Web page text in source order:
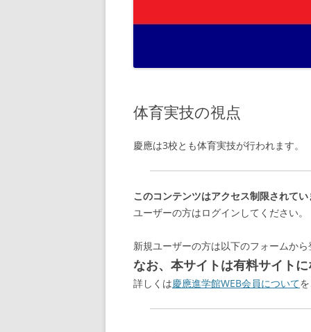
体育実技の視点
慶應は3校とも体育実技が行われます。
このコンテンツはアクセス制限されてい
ユーザーの方はログインしてください。
新規ユーザーの方は以下のフォームか
なお、本サイトは有料サイト
詳しくは慶應進学館WEB会員について